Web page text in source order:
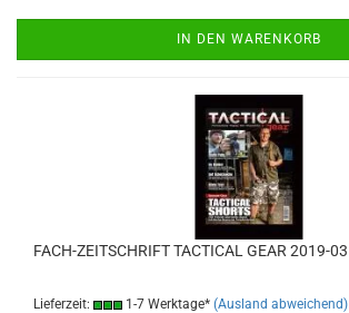
IN DEN WARENKORB
FACH-ZEITSCHRIFT TACTICAL GEAR 2019-03
Lieferzeit: 1-7 Werktage* (Ausland abweichend)